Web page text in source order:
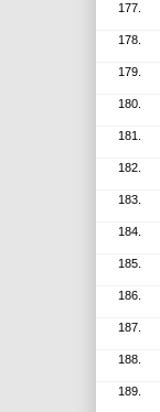
177.
178.
179.
180.
181.
182.
183.
184.
185.
186.
187.
188.
189.